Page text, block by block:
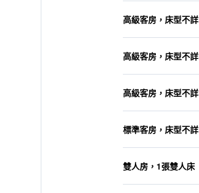
高級客房，床型不詳
高級客房，床型不詳
高級客房，床型不詳
標準客房，床型不詳
雙人房，1張雙人床